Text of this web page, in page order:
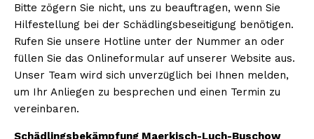
Bitte zögern Sie nicht, uns zu beauftragen, wenn Sie
Hilfestellung bei der Schädlingsbeseitigung benötigen.
Rufen Sie unsere Hotline unter der Nummer an oder
füllen Sie das Onlineformular auf unserer Website aus.
Unser Team wird sich unverzüglich bei Ihnen melden,
um Ihr Anliegen zu besprechen und einen Termin zu
vereinbaren.
Schädlingsbekämpfung Maerkisch-Luch-Buschow